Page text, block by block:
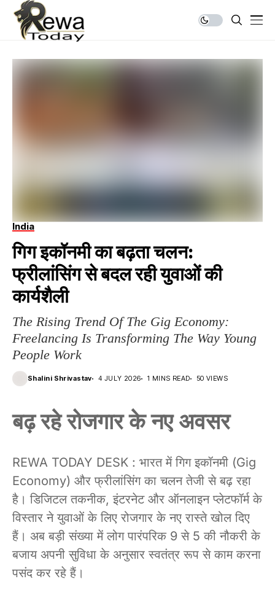
India
गिग इकॉनमी का बढ़ता चलन:
फ्रीलांसिंग से बदल रही युवाओं की
कार्यशैली
The Rising Trend Of The Gig Economy:
Freelancing Is Transforming The Way Young
People Work
Shalini Shrivastav 4 JULY 2026 1 MINS READ 50 VIEWS
बढ़ रहे रोजगार के नए अवसर
REWA TODAY DESK : भारत में गिग इकॉनमी (Gig
Economy) और फ्रीलांसिंग का चलन तेजी से बढ़ रहा
है। डिजिटल तकनीक, इंटरनेट और ऑनलाइन प्लेटफॉर्म के
विस्तार ने युवाओं के लिए रोजगार के नए रास्ते खोल दिए
हैं। अब बड़ी संख्या में लोग पारंपरिक 9 से 5 की नौकरी के
बजाय अपनी सुविधा के अनुसार स्वतंत्र रूप से काम करना
पसंद कर रहे हैं।